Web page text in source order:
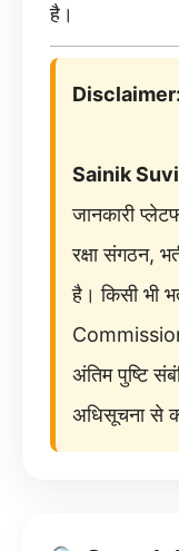
है।
Disclaimer:
Sainik
जानकारी
रक्षा संगठन,
है। किसी भी
अंतिम पुष्टि
अधिसूचना से